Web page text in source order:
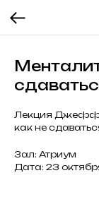
Лекция
как не
Зал: Атриум
Дата: 23